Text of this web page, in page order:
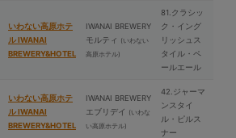
いわない高原ホテ
ル IWANAI
BREWERY&HOTEL
IWANAI BREWERY
モルティ (いわない
高原ホテル)
81.クラシッ
ク・イング
リッシュス
タイル・ペ
ールエール
いわない高原ホテ
ル IWANAI
BREWERY&HOTEL
IWANAI BREWERY
エブリデイ (いわな
い高原ホテル)
42.ジャーマ
ンスタイ
ル・ピルス
ナー